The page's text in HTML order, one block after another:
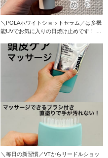
＼POLAホワイトショットセラム／は多機
能UVでお気に入りの日焼け止めです！ 赤
＼毎日の新習慣／VTからリードルショッ